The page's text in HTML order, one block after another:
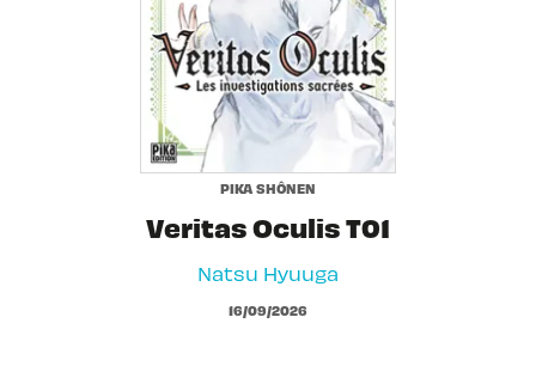
PIKA SHÔNEN
Veritas Oculis T01
Natsu Hyuuga
16/09/2026